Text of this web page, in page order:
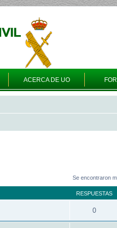
ACERCA DE UO
Se encontraron
RESPUESTAS
0